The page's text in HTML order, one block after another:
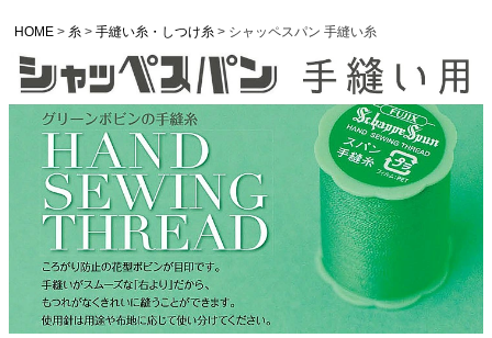
HOME 糸 手縫い糸・しつけ糸 シャッペスパン 手縫い糸